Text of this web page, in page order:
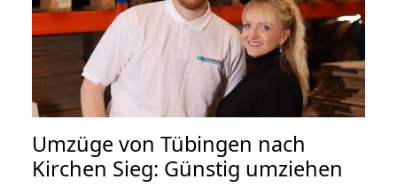
Umzüge von Tübingen nach
Kirchen Sieg: Günstig umziehen